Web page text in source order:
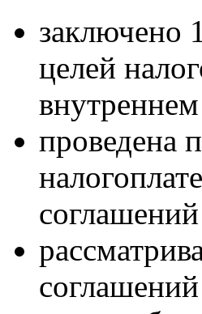
заключено
целей
проведена